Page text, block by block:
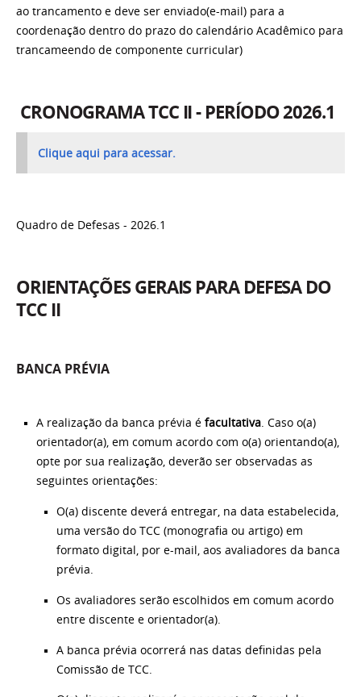
ao trancamento e deve ser enviado(e-mail) para a
coordenação dentro do prazo do calendário Acadêmico para
trancameendo de componente curricular)
CRONOGRAMA TCC II - PERÍODO 2026.1
Clique aqui para acessar.
Quadro de Defesas - 2026.1
ORIENTAÇÕES GERAIS PARA DEFESA DO
TCC II
BANCA PRÉVIA
A realização da banca prévia é facultativa. Caso o(a)
orientador(a), em comum acordo com o(a) orientando(a),
opte por sua realização, deverão ser observadas as
seguintes orientações:
O(a) discente deverá entregar, na data estabelecida,
uma versão do TCC (monografia ou artigo) em
formato digital, por e-mail, aos avaliadores da banca
prévia.
Os avaliadores serão escolhidos em comum acordo
entre discente e orientador(a).
A banca prévia ocorrerá nas datas definidas pela
Comissão de TCC.